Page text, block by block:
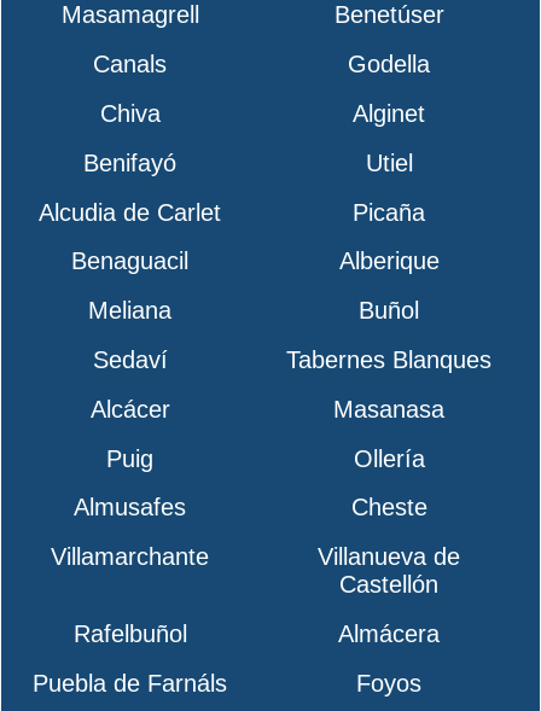
Masamagrell
Benetúser
Canals
Godella
Chiva
Alginet
Benifayó
Utiel
Alcudia de Carlet
Picaña
Benaguacil
Alberique
Meliana
Buñol
Sedaví
Tabernes Blanques
Alcácer
Masanasa
Puig
Ollería
Almusafes
Cheste
Villamarchante
Villanueva de
Castellón
Rafelbuñol
Almácera
Puebla de Farnáls
Foyos